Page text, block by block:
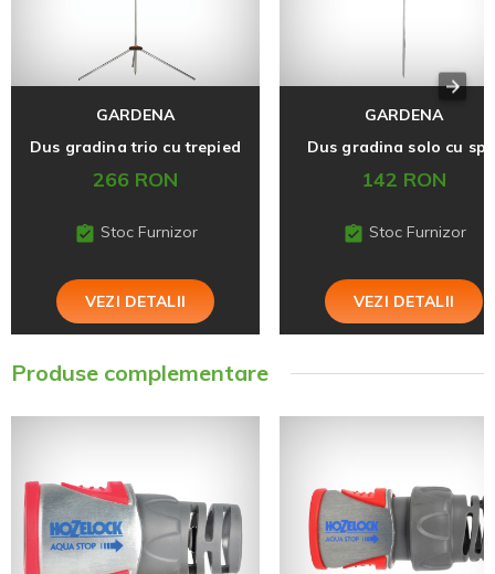
GARDENA
Dus gradina trio cu trepied
266 RON
Stoc Furnizor
VEZI DETALII
GARDENA
Dus gradina solo cu
142 RON
Stoc Furnizor
VEZI DETALII
Produse complementare